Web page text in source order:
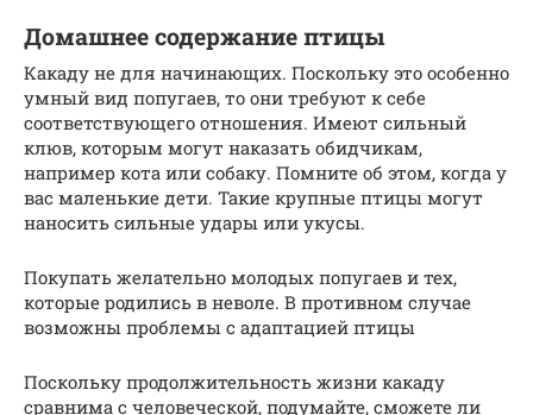
Домашнее содержание птицы
Какаду не для начинающих. Поскольку это особенно
умный вид попугаев, то они требуют к себе
соответствующего отношения. Имеют сильный
клюв, которым могут наказать обидчикам,
например кота или собаку. Помните об этом, когда у
вас маленькие дети. Такие крупные птицы могут
наносить сильные удары или укусы.
Покупать желательно молодых попугаев и тех,
которые родились в неволе. В противном случае
возможны проблемы с адаптацией птицы
Поскольку продолжительность жизни какаду
сравнима с человеческой, подумайте, сможете ли